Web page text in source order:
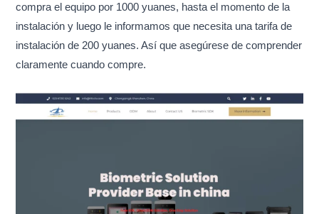
compra el equipo por 1000 yuanes, hasta el momento de la
instalación y luego le informamos que necesita una tarifa de
instalación de 200 yuanes. Así que asegúrese de comprender
claramente cuando compre.